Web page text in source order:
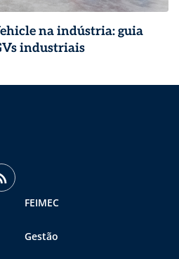
na indústria: guia
industriais
FEIMEC
Gestão